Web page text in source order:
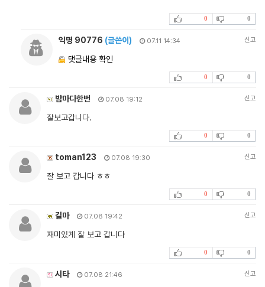
0 0
익명 90776 (글쓴이) 07.11 14:34 신고
댓글내용 확인
0 0
밤마다한번 07.08 19:12 신고
잘보고갑니다.
0 0
toman123 07.08 19:30 신고
잘 보고 갑니다 ㅎㅎ
0 0
길마 07.08 19:42 신고
재미있게 잘 보고 갑니다
0 0
시타 07.08 21:46 신고